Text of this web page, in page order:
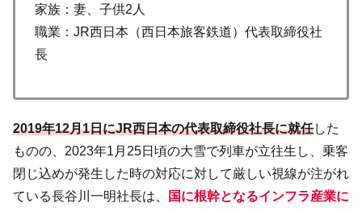
家族：妻、子供2人
職業：JR西日本（西日本旅客鉄道）代表取締役社
長
2019年12月1日にJR西日本の代表取締役社長に就任した
ものの、2023年1月25日頃の大雪で列車が立往生し、乗客
閉じ込めが発生した時の対応に対して厳しい視線が注がれ
ている長谷川一明社長は、
国に根幹となるインフラ産業に